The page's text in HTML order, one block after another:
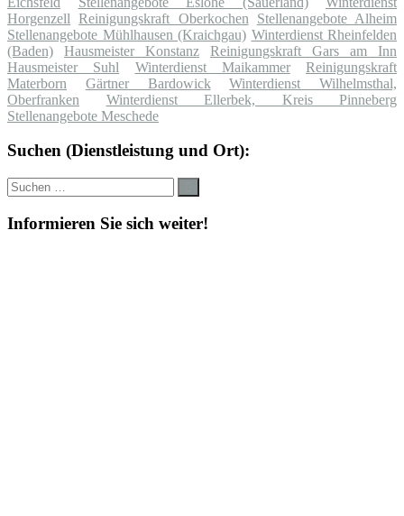
Horgenzell
Reinigungskraft Oberkochen
Stellenangebote Alheim
Stellenangebote Mühlhausen (Kraichgau) Winterdienst Rheinfelden
(Baden)
Hausmeister Konstanz
Reinigungskraft Gars am Inn
Hausmeister Suhl
Winterdienst Maikammer
Reinigungskraft
Materborn
Gärtner Bardowick
Winterdienst Wilhelmsthal,
Oberfranken
Winterdienst Ellerbek, Kreis Pinneberg
Stellenangebote Meschede
Suchen (Dienstleistung und Ort):
Suche
nach:
Informieren Sie sich weiter!